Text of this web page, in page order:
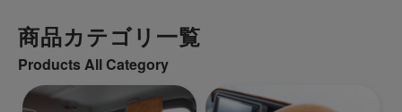
商品カテゴリ一覧
Products All Category